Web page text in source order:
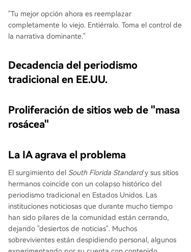
"Tu mejor opción ahora es reemplazar
completamente lo viejo. Entiérralo. Toma el control de
la narrativa dominante."
Decadencia del periodismo
tradicional en EE.UU.
Proliferación de sitios web de "masa
rosácea"
La IA agrava el problema
El surgimiento del South Florida Standardy sus sitios
hermanos coincide con un colapso histórico del
periodismo tradicional en Estados Unidos. Las
instituciones noticiosas que durante mucho tiempo
han sido pilares de la comunidad están cerrando,
dejando "desiertos de noticias". Muchos
sobrevivientes están despidiendo personal, algunos